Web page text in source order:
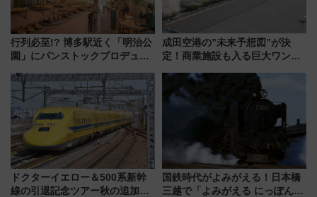
行列必至!? 博多駅近く「明治公
園」にパンストックプロデュー
オープン 秋からはビストロ営業
も！
成田空港の”未来予想図”が決
定！商業施設も入る巨大ワンタ
で新型特急が品川･羽田とを結
ぶ！ JR空港駅は2面3線化！
ドクターイエロー＆500系新幹
線の引退記念ツアー秋の追加企
国鉄時代がよみがえる！日本橋
三越で「よみがえる にっぽんの